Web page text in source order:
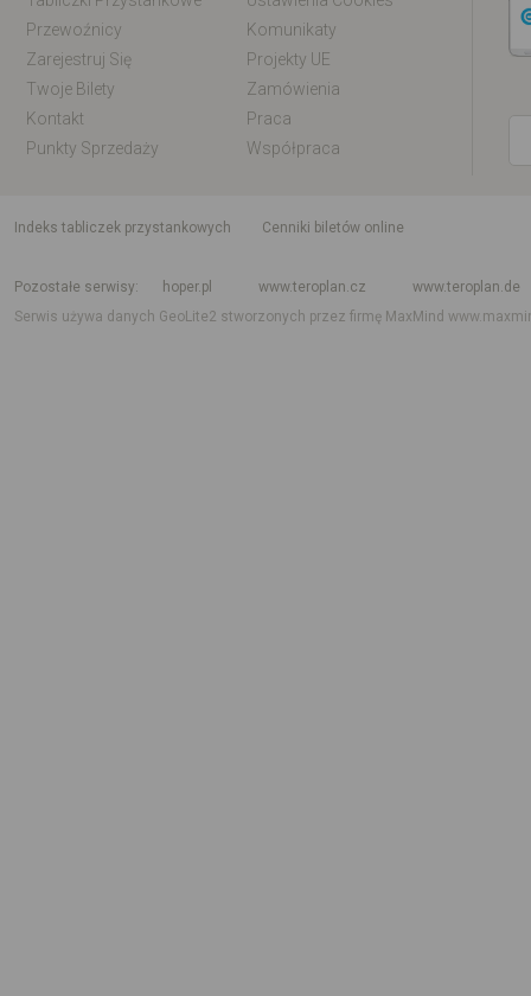
Przewoźnicy
Komunikaty
Zarejestruj Się
Projekty UE
Twoje Bilety
Zamówienia
Kontakt
Praca
Punkty Sprzedaży
Współpraca
indeks tabliczek przystankowych
Cenniki biletów online
Pozostałe serwisy
hoper.pl www.teroplan.cz
www.teroplan.de
Serwis używa danych GeoLite2 stworzonych przez firmę MaxMind